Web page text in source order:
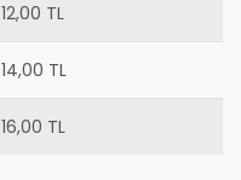
12,00 TL
14,00 TL
16,00 TL